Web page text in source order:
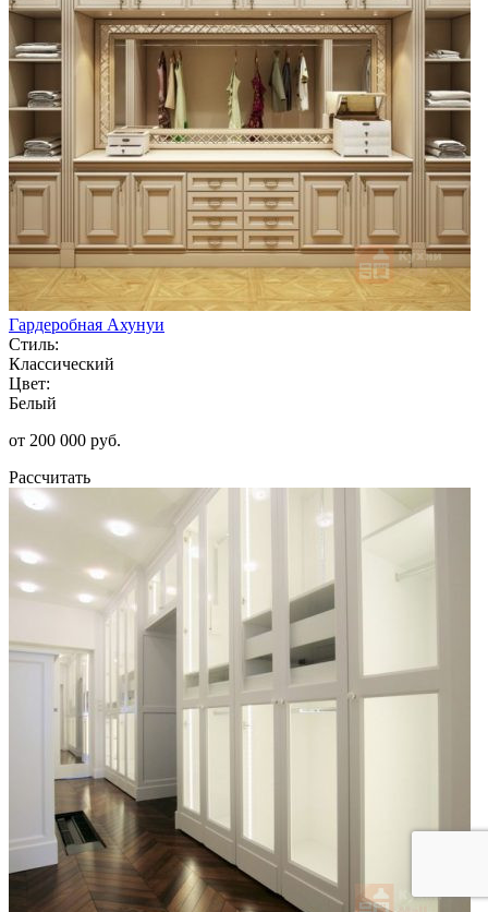
Гардеробная Ахунуи
Стиль:
Классический
Цвет:
Белый
от 200 000 руб.
Рассчитать